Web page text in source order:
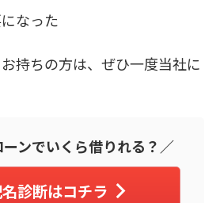
なった
持ちの方は、ぜひ一度当社に
ンでいくら借りれる？／
診断はコチラ